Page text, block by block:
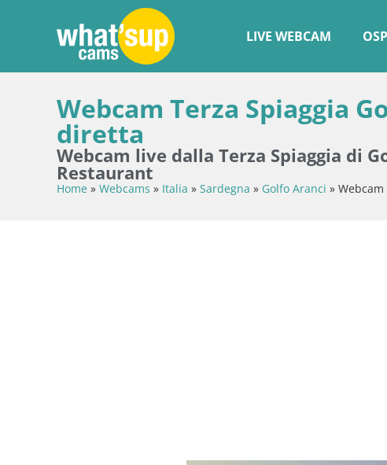
LIVE WEBCAM
Webcam Terza Spiaggia
diretta
Webcam live dalla Terza Spiaggia di
Restaurant
Home » Webcams » Italia » Sardegna » Golfo Aranci »